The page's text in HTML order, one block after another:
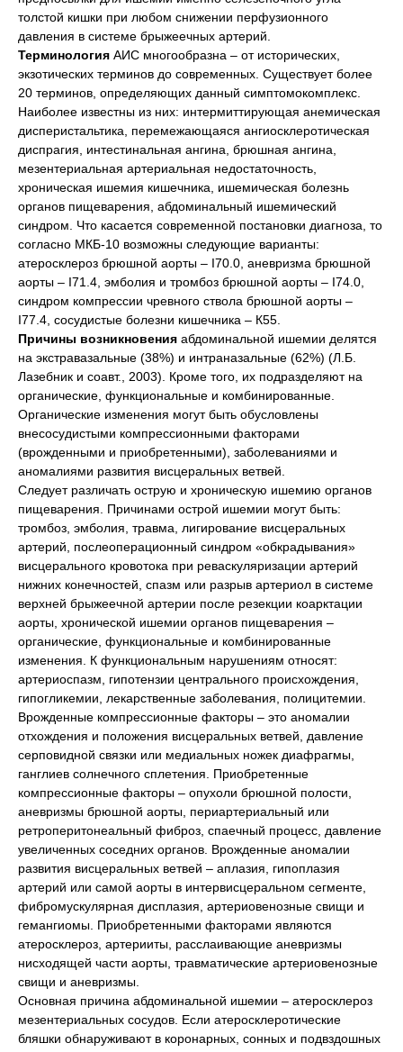
толстой кишки при любом снижении перфузионного
давления в системе брыжеечных артерий.
Терминология АИС многообразна – от исторических,
экзотических терминов до современных. Существует более
20 терминов, определяющих данный симптомокомплекс.
Наиболее известны из них: интермиттирующая анемическая
дисперистальтика, перемежающаяся ангиосклеротическая
диспрагия, интестинальная ангина, брюшная ангина,
мезентериальная артериальная недостаточность,
хроническая ишемия кишечника, ишемическая болезнь
органов пищеварения, абдоминальный ишемический
синдром. Что касается современной постановки диагноза, то
согласно МКБ-10 возможны следующие варианты:
атеросклероз брюшной аорты – I70.0, аневризма брюшной
аорты – I71.4, эмболия и тромбоз брюшной аорты – I74.0,
синдром компрессии чревного ствола брюшной аорты –
I77.4, сосудистые болезни кишечника – К55.
Причины возникновения абдоминальной ишемии делятся
на экстравазальные (38%) и интраназальные (62%) (Л.Б.
Лазебник и соавт., 2003). Кроме того, их подразделяют на
органические, функциональные и комбинированные.
Органические изменения могут быть обусловлены
внесосудистыми компрессионными факторами
(врожденными и приобретенными), заболеваниями и
аномалиями развития висцеральных ветвей.
Следует различать острую и хроническую ишемию органов
пищеварения. Причинами острой ишемии могут быть:
тромбоз, эмболия, травма, лигирование висцеральных
артерий, послеоперационный синдром «обкрадывания»
висцерального кровотока при реваскуляризации артерий
нижних конечностей, спазм или разрыв артериол в системе
верхней брыжеечной артерии после резекции коарктации
аорты, хронической ишемии органов пищеварения –
органические, функциональные и комбинированные
изменения. К функциональным нарушениям относят:
артериоспазм, гипотензии центрального происхождения,
гипогликемии, лекарственные заболевания, полицитемии.
Врожденные компрессионные факторы – это аномалии
отхождения и положения висцеральных ветвей, давление
серповидной связки или медиальных ножек диафрагмы,
ганглиев солнечного сплетения. Приобретенные
компрессионные факторы – опухоли брюшной полости,
аневризмы брюшной аорты, периартериальный или
ретроперитонеальный фиброз, спаечный процесс, давление
увеличенных соседних органов. Врожденные аномалии
развития висцеральных ветвей – аплазия, гипоплазия
артерий или самой аорты в интервисцеральном сегменте,
фибромускулярная дисплазия, артериовенозные свищи и
гемангиомы. Приобретенными факторами являются
атеросклероз, артерииты, расслаивающие аневризмы
нисходящей части аорты, травматические артериовенозные
свищи и аневризмы.
Основная причина абдоминальной ишемии – атеросклероз
мезентериальных сосудов. Если атеросклеротические
бляшки обнаруживают в коронарных, сонных и подвздошных